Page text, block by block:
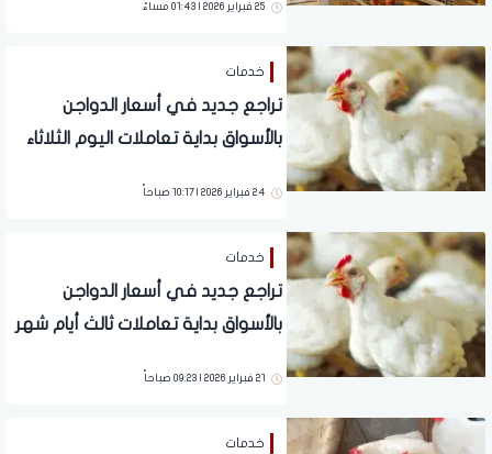
25 فبراير 2026 | 01:43 مساءً
خدمات
تراجع جديد في أسعار الدواجن
بالأسواق بداية تعاملات اليوم الثلاثاء
24 فبراير 2026 | 10:17 صباحاً
خدمات
تراجع جديد في أسعار الدواجن
بالأسواق بداية تعاملات ثالث أيام شهر
21 فبراير 2026 | 09:23 صباحاً
خدمات